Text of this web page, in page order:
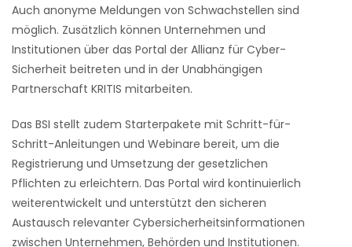
Auch anonyme Meldungen von Schwachstellen sind
möglich. Zusätzlich können Unternehmen und
Institutionen über das Portal der Allianz für Cyber-
Sicherheit beitreten und in der Unabhängigen
Partnerschaft KRITIS mitarbeiten.
Das BSI stellt zudem Starterpakete mit Schritt-für-
Schritt-Anleitungen und Webinare bereit, um die
Registrierung und Umsetzung der gesetzlichen
Pflichten zu erleichtern. Das Portal wird kontinuierlich
weiterentwickelt und unterstützt den sicheren
Austausch relevanter Cybersicherheitsinformationen
zwischen Unternehmen, Behörden und Institutionen.